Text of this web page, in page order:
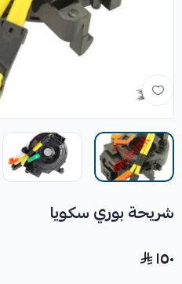
شريحة بوري سكويا
١٥٠